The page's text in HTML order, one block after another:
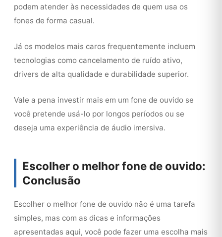
podem atender às necessidades de quem usa os
fones de forma casual.
Já os modelos mais caros frequentemente incluem
tecnologias como cancelamento de ruído ativo,
drivers de alta qualidade e durabilidade superior.
Vale a pena investir mais em um fone de ouvido se
você pretende usá-lo por longos períodos ou se
deseja uma experiência de áudio imersiva.
Escolher o melhor fone de ouvido:
Conclusão
Escolher o melhor fone de ouvido não é uma tarefa
simples, mas com as dicas e informações
apresentadas aqui, você pode fazer uma escolha mais